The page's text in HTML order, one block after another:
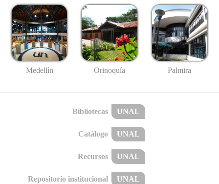
Medellín Orinoquía Palmira
Bibliotecas UNAL
Catálogo UNAL
Recursos UNAL
Repositorio institucional UNAL